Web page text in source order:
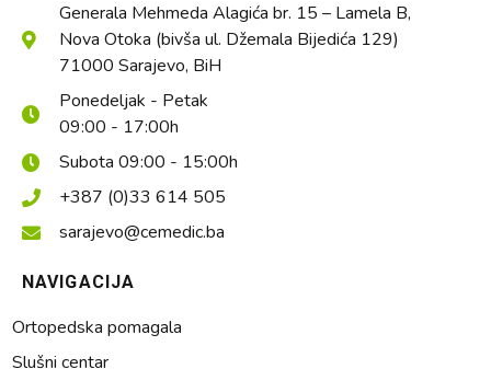
Generala Mehmeda Alagića br. 15 – Lamela B,
Nova Otoka (bivša ul. Džemala Bijedića 129)
71000 Sarajevo, BiH
Ponedeljak - Petak
09:00 - 17:00h
Subota 09:00 - 15:00h
+387 (0)33 614 505
sarajevo@cemedic.ba
NAVIGACIJA
Ortopedska pomagala
Slušni centar